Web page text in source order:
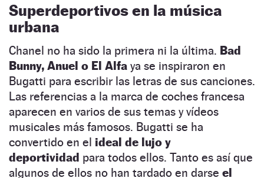
Superdeportivos en la música
urbana
Chanel no ha sido la primera ni la última. Bad
Bunny, Anuel o El Alfa ya se inspiraron en
Bugatti para escribir las letras de sus canciones.
Las referencias a la marca de coches francesa
aparecen en varios de sus temas y vídeos
musicales más famosos. Bugatti se ha
convertido en el ideal de lujo y
deportividad para todos ellos. Tanto es así que
algunos de ellos no han tardado en darse el